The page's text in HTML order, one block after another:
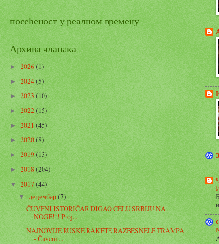
-
посећеност у реалном времену
Архива чланака
►2026(1)
►2024(5)
►2023(10)
►2022(15)
►2021(45)
► 2020(8)
►2019(13)
►2018(204)
▼2017(44)
▼децембар(7)
ČUVENI ISTORIČAR DIGAO CELU SRBIJU NA
NOGE!!! Proj...
NAJNOVIJE RUSKE RAKETE RAZBESNELE TRAMPA
- Čuveni ...